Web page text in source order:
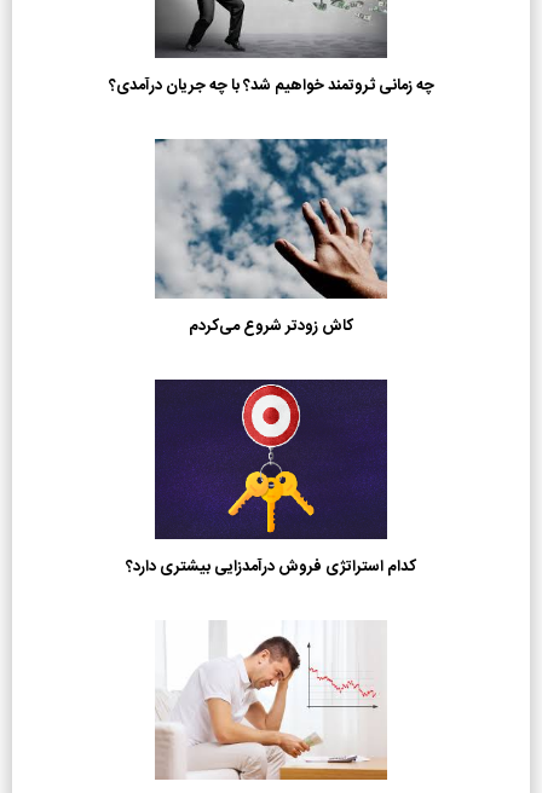
چه زمانی ثروتمند خواهیم شد؟ با چه جریان درآمدی؟
کاش زودتر شروع می‌کردم
کدام استراتژی فروش درآمدزایی بیشتری دارد؟